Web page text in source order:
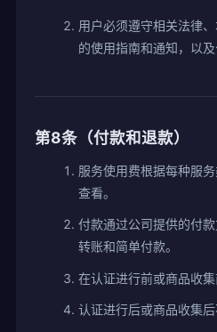
用户必须遵守相关法律
的使用指南和通知，以及
第8条（付款和退款）
服务使用费根据每种服
查看。
付款通过公司提供的付
转账和简单付款。
在认证进行前或商品收集
认证进行后或商品收集后